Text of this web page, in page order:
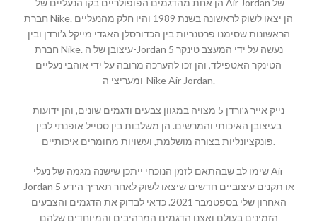
חברת Nike. הן יצאו לשוק לראשונה בשנת 1989 והיו חלק מהנעליים
הראשונות שסימנו פרטנריות בין הכדורסלן האגדי מייקל ג’ורדן ובין
חברת Nike. עיצובן של ה-Jordan 5 נעשה על ידי המעצב טינקר
הטינקר האטפילד, והן זכו להערכה מרובה על ידי אוהבי נעליים
ומעריצי ה-Nike Air Jordan.
נייק אייר ג’ורדן 5 מצויה במגוון צבעים ודגמים שונים, והן ידועות
בעיצובן האיכותי והמרשים. הן משלבות בין סטייל אופנתי לבין
פונקציונליות בצורה מושלמת, ועשויות מחומרים איכותיים.
שימו לב שבהתאם לזמן הנוכחי ייתכן שישנה מגמה של נעלי Air
Jordan 5 או תקנים עיצוביים חדשים שיצאו לשוק לאחר תאריך הידע
האחרון שלי בספטמבר 2021. כדאי לבדוק את הדגמים והצבעים
הזמינים בעולם ואצנו הדגמים המרהיבים והמיוחדים שלהם